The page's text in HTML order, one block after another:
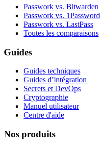
Passwork vs. Bitwarden
Passwork vs. 1Password
Passwork vs. LastPass
Toutes les comparaisons
Guides
Guides techniques
Guides d’intégration
Secrets et DevOps
Cryptographie
Manuel utilisateur
Centre d'aide
Nos produits